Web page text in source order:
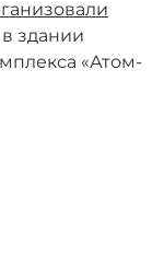
в здании
«Атом-